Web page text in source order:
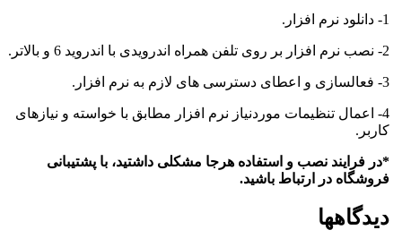
1- دانلود نرم افزار.
2- نصب نرم افزار بر روی تلفن همراه اندرویدی با اندروید 6 و بالاتر.
3- فعالسازی و اعطای دسترسی های لازم به نرم افزار.
4- اعمال تنظیمات موردنیاز نرم افزار مطابق با خواسته و نیازهای
کاربر.
*در فرایند نصب و استفاده هرجا مشکلی داشتید، با پشتیبانی
فروشگاه در ارتباط باشید.
دیدگاهها